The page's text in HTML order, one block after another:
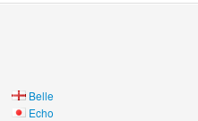
Belle
Echo